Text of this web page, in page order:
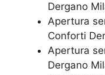
Dergano
​Apertura
Conforti
Apertura
Dergano